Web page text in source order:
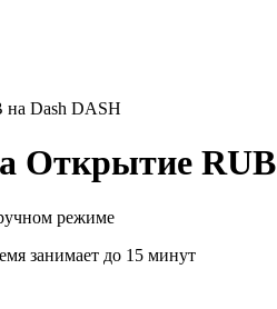
на Dash DASH
Открытие
режиме
занимает до 15 минут